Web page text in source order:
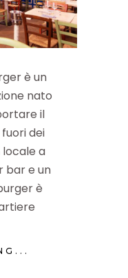
è un
nato
il
dei
locale a
bar e un
è